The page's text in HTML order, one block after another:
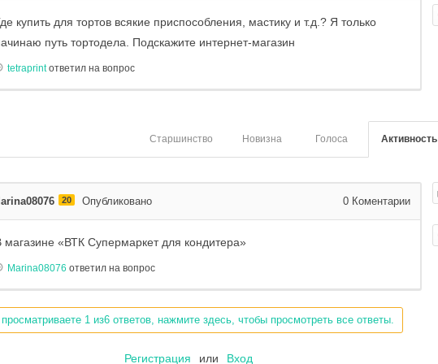
купить для тортов всякие приспособления, мастику и т.д.? Я только
путь тортодела. Подскажите интернет-магазин
tetraprintответил на вопрос
Активность
Голоса
Новизна
Старшинство
20 Опубликовано 0 Коментарии
магазине «ВТК Супермаркет для кондитера»
Marina08076 ответил на вопрос
1 из6 ответов, нажмите здесь, чтобы просмотреть все ответы.
Регистрация или Вход